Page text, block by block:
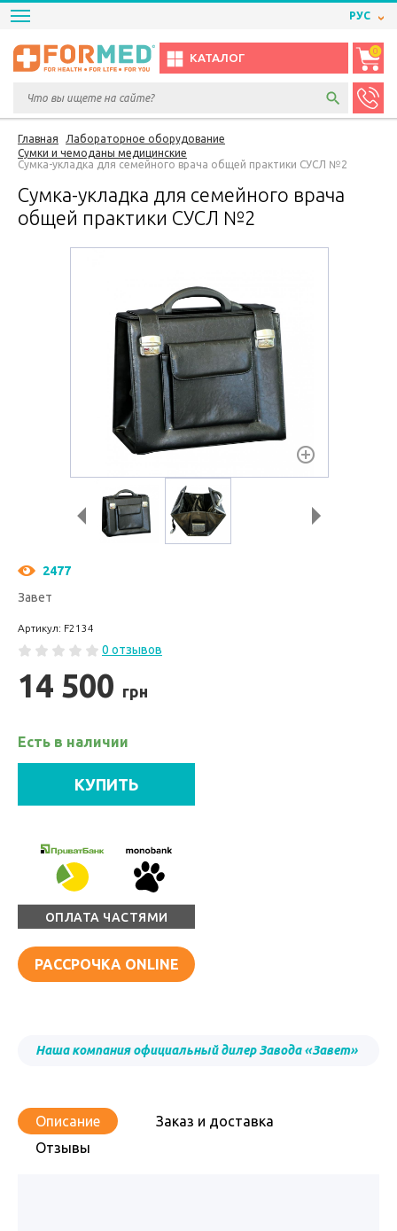
РУС
КАТАЛОГ
0
Главная
Лабораторное оборудование
Сумки и чемоданы медицинские
Сумка-укладка для семейного врача общей практики СУСЛ №2
Сумка-укладка для семейного врача
общей практики СУСЛ №2
2477
Завет
Артикул: F2134
0 отзывов
14 500 грн
Есть в наличии
КУПИТЬ
ОПЛАТА ЧАСТЯМИ
РАССРОЧКА ONLINE
Наша компания официальный дилер Завода «Завет»
Описание
Заказ и доставка
Отзывы